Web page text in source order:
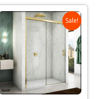
Sale!